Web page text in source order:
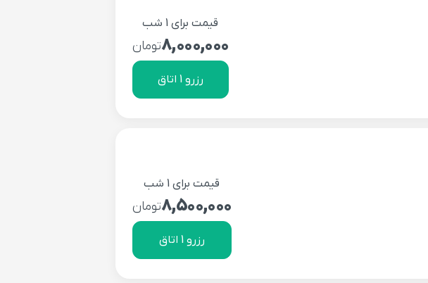
قیمت برای 1 شب
8,000,000تومان
رزرو 1 اتاق
قیمت برای 1 شب
8,500,000تومان
رزرو 1 اتاق